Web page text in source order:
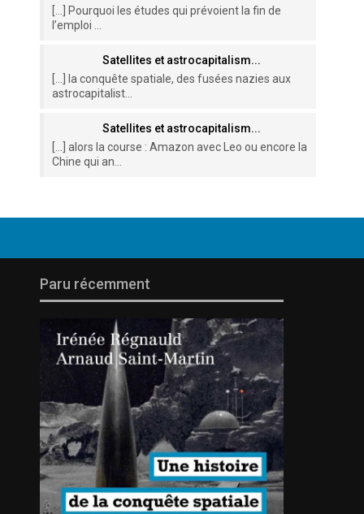
[…] Pourquoi les études qui prévoient la fin de
l’emploi ...
Satellites et astrocapitalism...
[…] la conquête spatiale, des fusées nazies aux
astrocapitalist...
Satellites et astrocapitalism...
[…] alors la course : Amazon avec Leo ou encore la
Chine qui an...
Paru récemment